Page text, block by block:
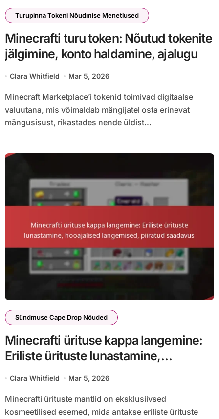
Turupinna Tokeni Nõudmise Menetlused
Minecrafti turu token: Nõutud tokenite
jälgimine, konto haldamine, ajalugu
Clara Whitfield Mar 5, 2026
Minecraft Marketplace’i tokenid toimivad digitaalse
valuutana, mis võimaldab mängijatel osta erinevat
mängusisust, rikastades nende üldist...
Sündmuse Cape Drop Nõuded
Minecrafti ürituse kappa langemine:
Eriliste ürituste lunastamine,
hooajalised langemised, piiratud
Clara Whitfield Mar 5, 2026
Minecrafti ürituste mantlid on eksklusiivsed
kosmeetilised esemed, mida antakse eriliste ürituste